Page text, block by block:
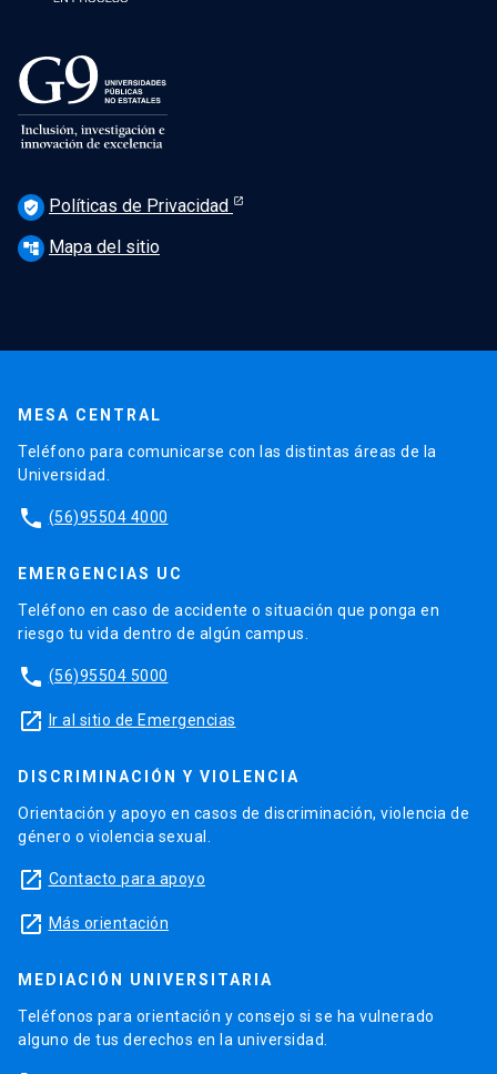
verified_user Políticas de Privacidad
account_tree Mapa del sitio
MESA CENTRAL
Teléfono para comunicarse con las distintas áreas de la
Universidad.
phone (56)95504 4000
EMERGENCIAS UC
Teléfono en caso de accidente o situación que ponga en
riesgo tu vida dentro de algún campus.
phone (56)95504 5000
launch Ir al sitio de Emergencias
DISCRIMINACIÓN Y VIOLENCIA
Orientación y apoyo en casos de discriminación, violencia de
género o violencia sexual.
launch Contacto para apoyo
launch Más orientación
MEDIACIÓN UNIVERSITARIA
Teléfonos para orientación y consejo si se ha vulnerado
alguno de tus derechos en la universidad.